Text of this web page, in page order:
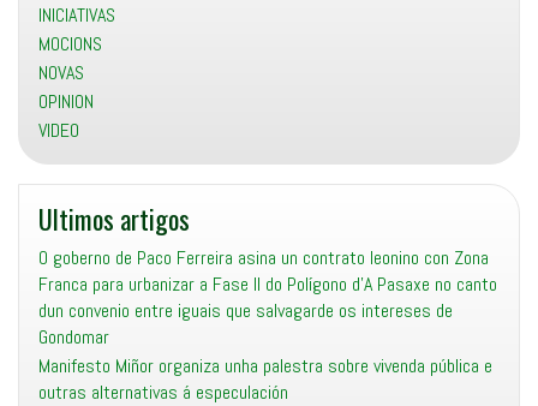
INICIATIVAS
MOCIONS
NOVAS
OPINION
VIDEO
Ultimos artigos
O goberno de Paco Ferreira asina un contrato leonino con Zona
Franca para urbanizar a Fase II do Polígono d’A Pasaxe no canto
dun convenio entre iguais que salvagarde os intereses de
Gondomar
Manifesto Miñor organiza unha palestra sobre vivenda pública e
outras alternativas á especulación